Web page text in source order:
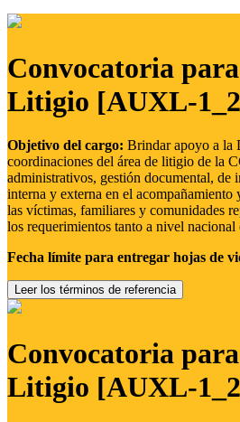
Convocatoria
Litigio [AUXL-
Objetivo del cargo: Brindar apoyo a la
coordinaciones del área de litigio de la
administrativos, gestión documental, de
interna y externa en el acompañamiento
las víctimas, familiares y comunidades
los requerimientos tanto a nivel
Fecha límite para entregar hojas de
Leer los términos de referencia
Convocatoria
Litigio [AUXL-